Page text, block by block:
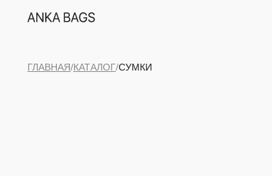
ГЛАВНАЯ/КАТАЛОГ/СУМКИ